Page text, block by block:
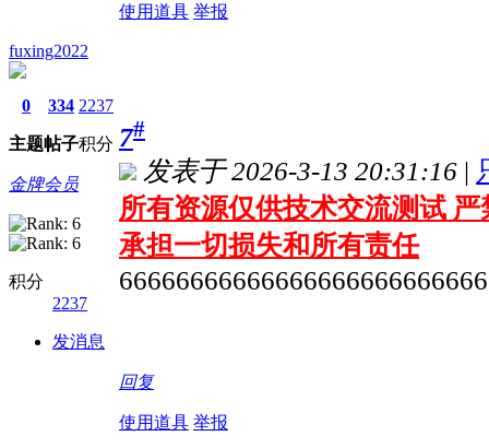
使用道具 举报
fuxing2022
0
主题
334
帖子
2237
积分
金牌会员
积分
2237
发消息
7#
发表于 2026-3-13 20:31:16 |
所有资源仅供技术交流测试
承担一切损失和所有责任
回复
使用道具 举报